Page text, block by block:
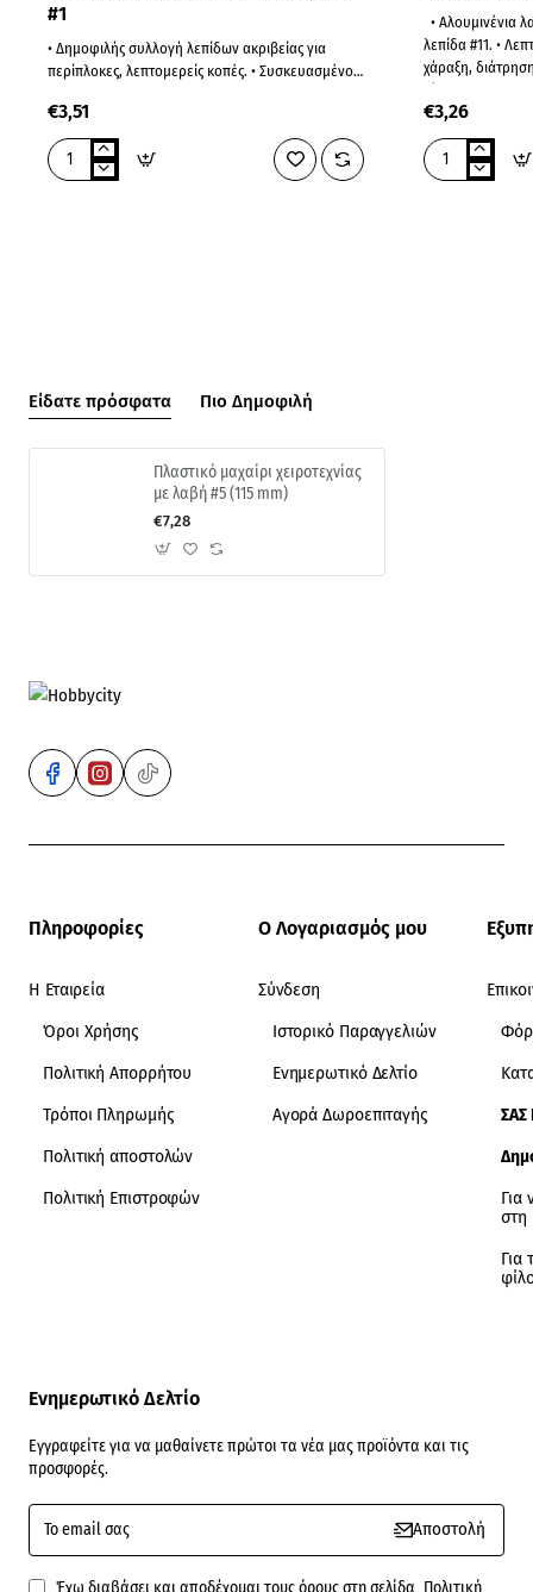
#1
• Δημοφιλής συλλογή λεπίδων ακριβείας για
περίπλοκες, λεπτομερείς κοπές. • Συσκευασμένο
τέχνες, χειρ..
€3,51
5
λεπίδα #11. •
χάραξη,
€3,26
Classic
Είδατε πρόσφατα Πιο Δημοφιλή
Πλαστικό μαχαίρι χειροτεχνίας
με λαβή #5 (115 mm)
€7,28
Πληροφορίες
Η Εταιρεία
Όροι Χρήσης
Πολιτική Απορρήτου
Τρόποι Πληρωμής
Πολιτική αποστολών
Πολιτική Επιστροφών
Ο Λογαριασμός μου
Σύνδεση
Ιστορικό Παραγγελιών
Ενημερωτικό Δελτίο
Αγορά Δωροεπιταγής ΣΑΣ
Για
Για
Ενημερωτικό Δελτίο
Εγγραφείτε για να μαθαίνετε πρώτοι τα νέα μας προϊόντα και τις
προσφορές.
To
email
σας
Αποστολή
Έχω διαβάσει και αποδέχομαι τους όρους στη σελίδα Πολιτική